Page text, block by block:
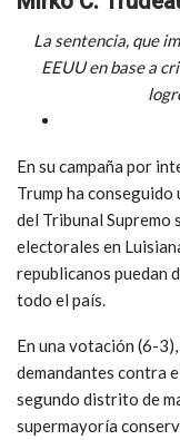
La sentencia, que
EEUU en base a
En su campaña por
Trump ha
del Tribunal
electorales en
republicanos puedan
todo el país.
En una votación (6-
demandantes contra
segundo distrito de
supermayoría